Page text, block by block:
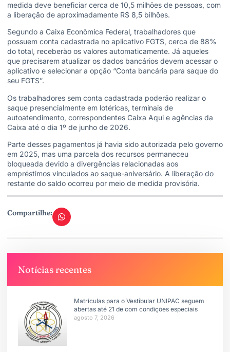
medida deve beneficiar cerca de 10,5 milhões de pessoas, com
a liberação de aproximadamente R$ 8,5 bilhões.
Segundo a Caixa Econômica Federal, trabalhadores que
possuem conta cadastrada no aplicativo FGTS, cerca de 88%
do total, receberão os valores automaticamente. Já aqueles
que precisarem atualizar os dados bancários devem acessar o
aplicativo e selecionar a opção “Conta bancária para saque do
seu FGTS”.
Os trabalhadores sem conta cadastrada poderão realizar o
saque presencialmente em lotéricas, terminais de
autoatendimento, correspondentes Caixa Aqui e agências da
Caixa até o dia 1º de junho de 2026.
Parte desses pagamentos já havia sido autorizada pelo governo
em 2025, mas uma parcela dos recursos permaneceu
bloqueada devido a divergências relacionadas aos
empréstimos vinculados ao saque-aniversário. A liberação do
restante do saldo ocorreu por meio de medida provisória.
Compartilhe:
Notícias recentes
Matrículas para o Vestibular UNIPAC seguem
abertas até 21 de com condições especiais
agosto 7, 2026